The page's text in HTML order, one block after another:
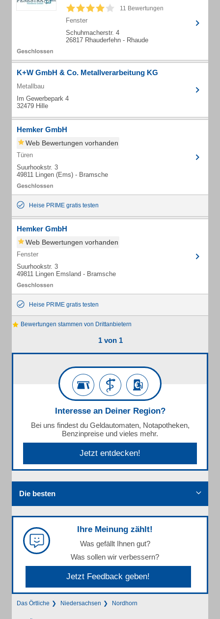
11 Bewertungen
Fenster
Schuhmacherstr. 4
26817 Rhauderfehn - Rhaude
K+W GmbH & Co. Metallverarbeitung KG
Metallbau
Im Gewerbepark 4
32479 Hille
Hemker GmbH
Web Bewertungen vorhanden
Türen
Suurhookstr. 3
49811 Lingen (Ems) - Bramsche
Heise PRIME gratis testen
Hemker GmbH
Web Bewertungen vorhanden
Fenster
Suurhookstr. 3
49811 Lingen Emsland - Bramsche
Heise PRIME gratis testen
Bewertungen stammen von Drittanbietern
1 von 1
Interesse an Deiner Region?
Bei uns findest du Geldautomaten, Notapotheken,
Benzinpreise und vieles mehr.
Jetzt entdecken!
Die besten
Ihre Meinung zählt!
Was gefällt Ihnen gut?
Was sollen wir verbessern?
Jetzt Feedback geben!
Das Örtliche Niedersachsen Nordhorn